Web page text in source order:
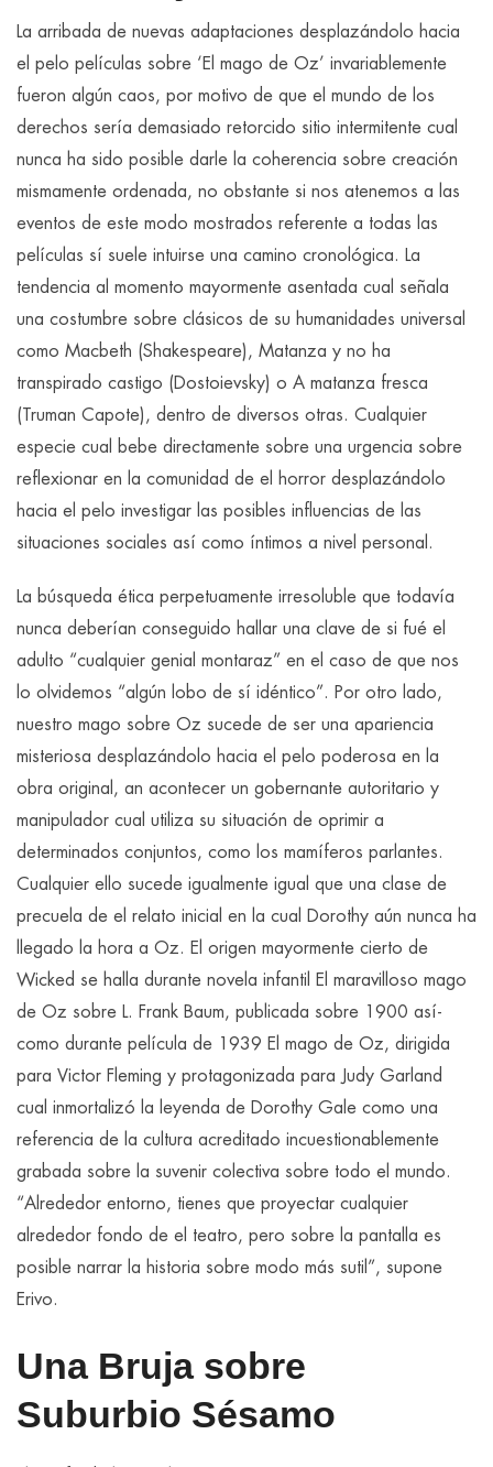
La arribada de nuevas adaptaciones desplazándolo hacia
el pelo películas sobre ‘El mago de Oz’ invariablemente
fueron algún caos, por motivo de que el mundo de los
derechos serí­a demasiado retorcido sitio intermitente cual
nunca ha sido posible darle la coherencia sobre creación
mismamente ordenada, no obstante si nos atenemos a las
eventos de este modo mostrados referente a todas las
películas sí suele intuirse una camino cronológica. La
tendencia al momento mayormente asentada cual señala
una costumbre sobre clásicos de su humanidades universal
como Macbeth (Shakespeare), Matanza y no ha
transpirado castigo (Dostoievsky) o A matanza fresca
(Truman Capote), dentro de diversos otras. Cualquier
especie cual bebe directamente sobre una urgencia sobre
reflexionar en la comunidad de el horror desplazándolo
hacia el pelo investigar las posibles influencias de las
situaciones sociales así­ como íntimos a nivel personal.
La búsqueda ética perpetuamente irresoluble que todavía
nunca deberían conseguido hallar una clave de si fué el
adulto “cualquier genial montaraz” en el caso de que nos
lo olvidemos “algún lobo de sí idéntico”. Por otro lado,
nuestro mago sobre Oz sucede de ser una apariencia
misteriosa desplazándolo hacia el pelo poderosa en la
obra original, an acontecer un gobernante autoritario y
manipulador cual utiliza su situación de oprimir a
determinados conjuntos, como los mamíferos parlantes.
Cualquier ello sucede igualmente igual que una clase de
precuela de el relato inicial en la cual Dorothy aún nunca ha
llegado la hora a Oz. El origen mayormente cierto de
Wicked se halla durante novela infantil El maravilloso mago
de Oz sobre L. Frank Baum, publicada sobre 1900 así­
como durante película de 1939 El mago de Oz, dirigida
para Victor Fleming y protagonizada para Judy Garland
cual inmortalizó la leyenda de Dorothy Gale como una
referencia de la cultura acreditado incuestionablemente
grabada sobre la suvenir colectiva sobre todo el mundo.
“Alrededor entorno, tienes que proyectar cualquier
alrededor fondo de el teatro, pero sobre la pantalla es
posible narrar la historia sobre modo más sutil”, supone
Erivo.
Una Bruja sobre
Suburbio Sésamo